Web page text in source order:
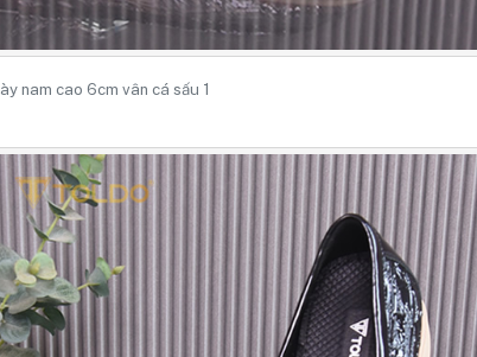
nam cao 6cm vân cá sấu 1